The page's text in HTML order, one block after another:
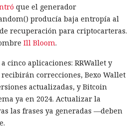
que el generador
producía baja entropía al
recuperación para criptocarteras.
Ill Bloom.
cinco aplicaciones: RRWallet y
correcciones, Bexo Wallet
actualizadas, y Bitcoin
ya en 2024. Actualizar la
las frases ya generadas —deben